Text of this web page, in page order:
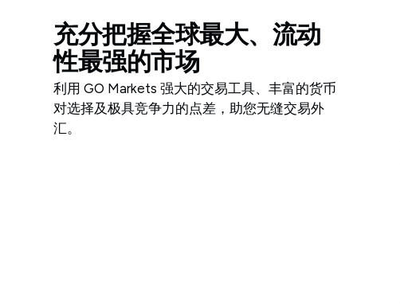
充分把握全球最大、流动
性最强的市场
利用 GO Markets 强大的交易工具、丰富的货币
对选择及极具竞争力的点差，助您无缝交易外
汇。